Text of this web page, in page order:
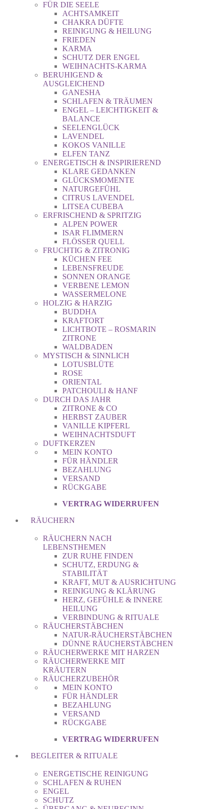
FÜR DIE SEELE
ACHTSAMKEIT
CHAKRA DÜFTE
REINIGUNG & HEILUNG
FRIEDEN
KARMA
SCHUTZ DER ENGEL
WEIHNACHTS-KARMA
BERUHIGEND &
AUSGLEICHEND
GANESHA
SCHLAFEN & TRÄUMEN
ENGEL – LEICHTIGKEIT &
BALANCE
SEELENGLÜCK
LAVENDEL
KOKOS VANILLE
ELFEN TANZ
ENERGETISCH & INSPIRIEREND
KLARE GEDANKEN
GLÜCKSMOMENTE
NATURGEFÜHL
CITRUS LAVENDEL
LITSEA CUBEBA
ERFRISCHEND & SPRITZIG
ALPEN POWER
ISAR FLIMMERN
FLÖSSER QUELL
FRUCHTIG & ZITRONIG
KÜCHEN FEE
LEBENSFREUDE
SONNEN ORANGE
VERBENE LEMON
WASSERMELONE
HOLZIG & HARZIG
BUDDHA
KRAFTORT
LICHTBOTE – ROSMARIN
ZITRONE
WALDBADEN
MYSTISCH & SINNLICH
LOTUSBLÜTE
ROSE
ORIENTAL
PATCHOULI & HANF
DURCH DAS JAHR
ZITRONE & CO
HERBST ZAUBER
VANILLE KIPFERL
WEIHNACHTSDUFT
DUFTKERZEN
MEIN KONTO
FÜR HÄNDLER
BEZAHLUNG
VERSAND
RÜCKGABE
VERTRAG WIDERRUFEN
RÄUCHERN
RÄUCHERN NACH
LEBENSTHEMEN
ZUR RUHE FINDEN
SCHUTZ, ERDUNG &
STABILITÄT
KRAFT, MUT & AUSRICHTUNG
REINIGUNG & KLÄRUNG
HERZ, GEFÜHLE & INNERE
HEILUNG
VERBINDUNG & RITUALE
RÄUCHERSTÄBCHEN
NATUR-RÄUCHERSTÄBCHEN
DÜNNE RÄUCHERSTÄBCHEN
RÄUCHERWERKE MIT HARZEN
RÄUCHERWERKE MIT
KRÄUTERN
RÄUCHERZUBEHÖR
MEIN KONTO
FÜR HÄNDLER
BEZAHLUNG
VERSAND
RÜCKGABE
VERTRAG WIDERRUFEN
BEGLEITER & RITUALE
ENERGETISCHE REINIGUNG
SCHLAFEN & RUHEN
ENGEL
SCHUTZ